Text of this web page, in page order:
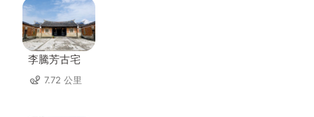
李騰芳古宅
7.72 公里